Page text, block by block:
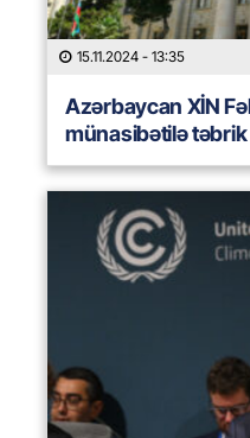
15.11.2024 - 13:35
Azərbaycan XİN
münasibətilə